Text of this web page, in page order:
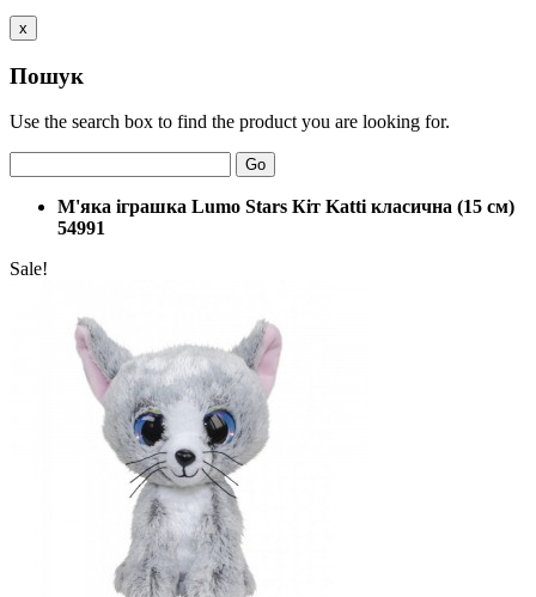
x
Пошук
Use the search box to find the product you are looking for.
Go
М'яка іграшка Lumo Stars Кіт Katti класична (15 см)
54991
Sale!